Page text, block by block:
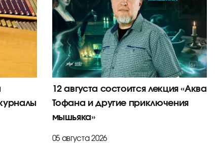
12 августа состоится лекция «Аква
Тофана и другие приключения
мышьяка»
05 августа 2026